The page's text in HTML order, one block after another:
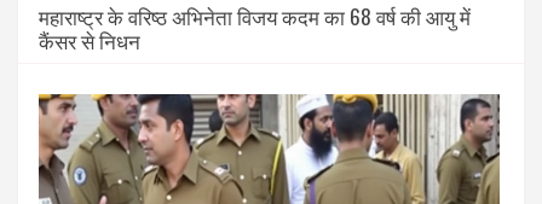
महाराष्ट्र के वरिष्ठ अभिनेता विजय कदम का 68 वर्ष की आयु में
कैंसर से निधन